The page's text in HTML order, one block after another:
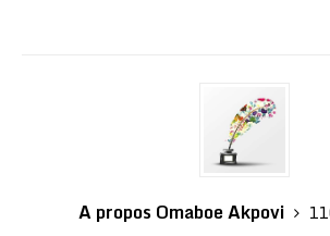
A propos Omaboe Akpovi